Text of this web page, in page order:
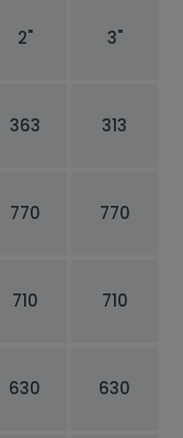
2" 3"
363 313
770 770
710 710
630 630